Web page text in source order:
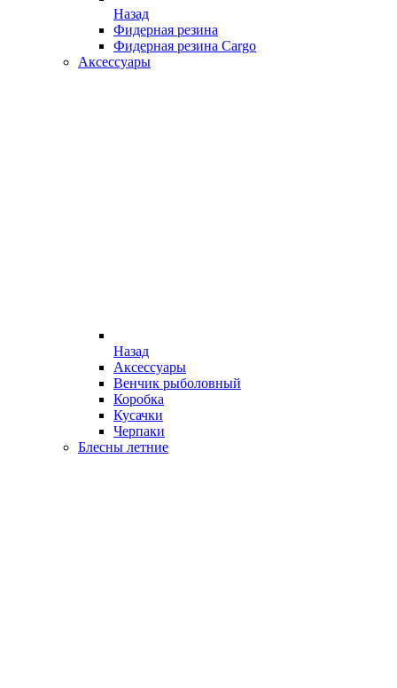
Назад
Фидерная резина
Фидерная резина Cargo
Аксессуары
Назад
Аксессуары
Венчик рыболовный
Коробка
Кусачки
Черпаки
Блесны летние